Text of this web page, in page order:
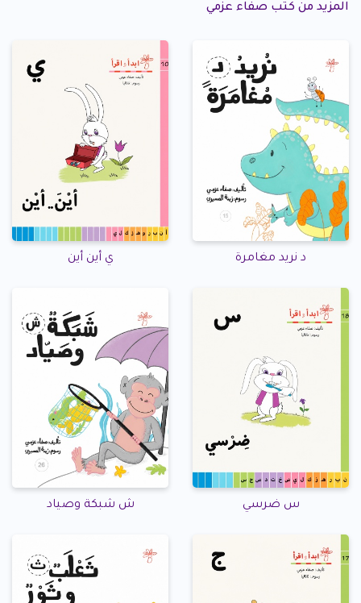
المزيد من كتب صفاء عزمي
د نريد مغامرة ي أين أين
س ضرسي ش شبكة وصياد